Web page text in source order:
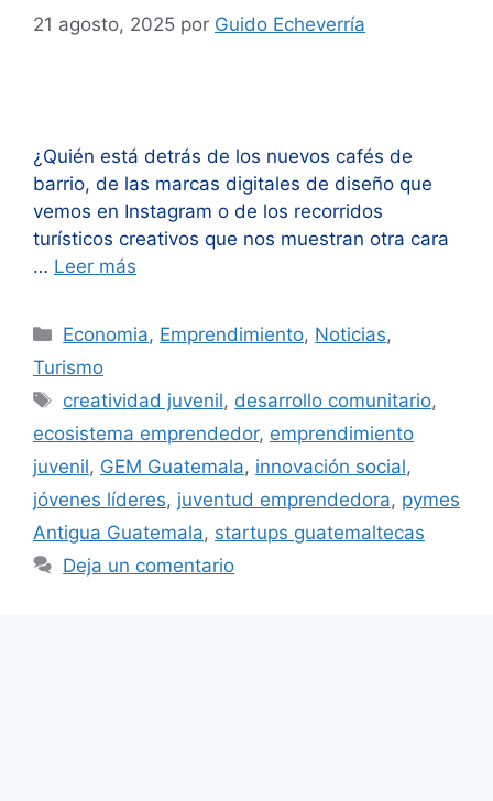
21 agosto, 2025 por Guido Echeverría
¿Quién está detrás de los nuevos cafés de
barrio, de las marcas digitales de diseño que
vemos en Instagram o de los recorridos
turísticos creativos que nos muestran otra cara
… Leer más
Categorías
Economia, Emprendimiento, Noticias,
Turismo
Etiquetas
creatividad juvenil, desarrollo comunitario,
ecosistema emprendedor, emprendimiento
juvenil, GEM Guatemala, innovación social,
jóvenes líderes, juventud emprendedora, pymes
Antigua Guatemala, startups guatemaltecas
Deja un comentario